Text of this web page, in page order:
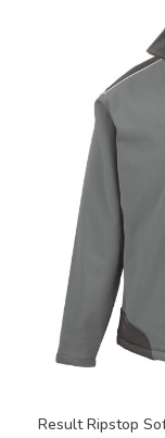
Result Ripstop